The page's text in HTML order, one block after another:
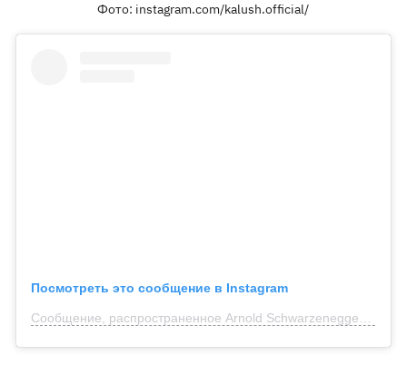
Фото: instagram.com/kalush.official/
Посмотреть это сообщение в Instagram
Сообщение, распространенное Arnold Schwarzenegger (@schwarzenegger)